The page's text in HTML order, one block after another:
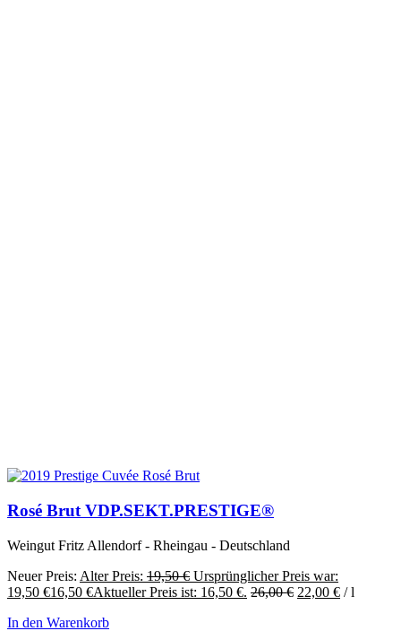
Rosé Brut VDP.SEKT.PRESTIGE®
Weingut Fritz Allendorf - Rheingau - Deutschland
Neuer Preis: Alter Preis: 19,50€ Ursprünglicher Preis war:
19,50 €16,50 €Aktueller Preis ist: 16,50 €. 26,00€ 22,00 € /l
In den Warenkorb